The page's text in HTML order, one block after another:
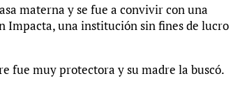
materna y se fue a convivir con una
Impacta, una institución sin fines de lucro
fue muy protectora y su madre la buscó.